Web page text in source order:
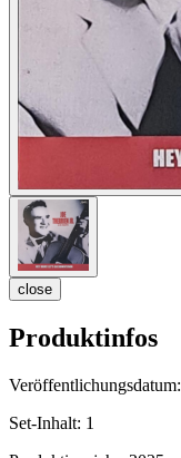
close
Produktinfos
Veröffentlichungsdatum:
Set-Inhalt: 1